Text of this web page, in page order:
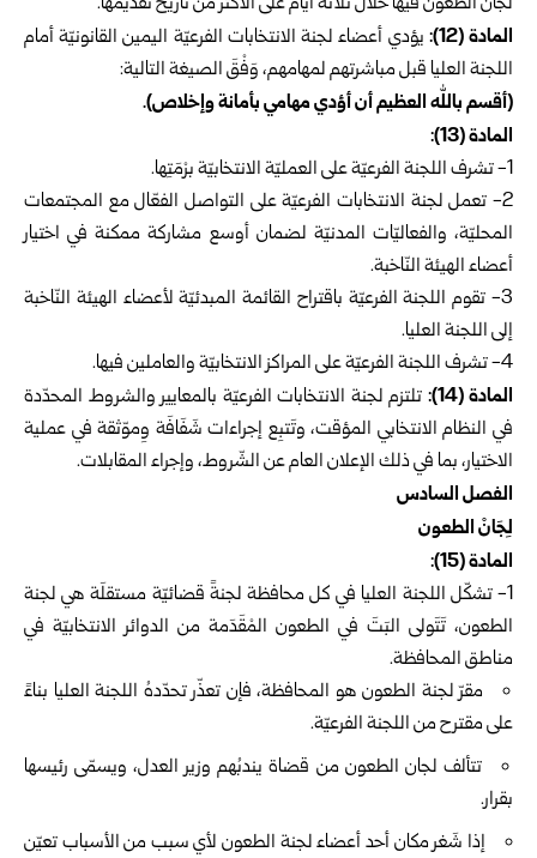
المادة (12):
يؤدي أعضاء لجنة الانتخابات الفرعيّة اليمين القانونيّة أمام
اللجنة العليا قبل مباشرتهم لمهامهم، وَفْقَ الصيغة التالية:
(أقسم بالله العظيم أن أؤدي مهامي بأمانة وإخلاص).
المادة (13):
1- تشرف اللجنة الفرعيّة على العمليّة الانتخابيّة برْمَتِها.
‏2- تعمل لجنة الانتخابات الفرعيّة على التواصل الفعّال مع المجتمعات
المحليّة، ‏والفعاليّات المدنيّة لضمان أوسع مشاركة ممكنة في اختيار
أعضاء الهيئة النّاخبة.
‏3- تقوم اللجنة الفرعيّة باقتراح القائمة المبدئيّة لأعضاء الهيئة النّاخبة
إلى اللجنة العليا.
4- تشرف اللجنة الفرعيّة على المراكز الانتخابيّة والعاملين فيها.
المادة (14):
تلتزم لجنة الانتخابات الفرعيّة بالمعايير والشروط المحدّدة
في النظام الانتخابي المؤقت، وتَتبِع إجراءات شَفَافَة وِموّثقة في عملية
الاختيار، بما في ذلك الإعلان العام عن الشّروط، وإجراء المقابلات.
الفصل السادس
لِجَانْ الطعون
المادة (15):
1-‏ تشكّل اللجنة العليا في كل محافظة لجنةً قضائيّة مستقلَة هي لجنة
الطعون، تَتَولى البَتَ في الطعون المْقَدَمة من الدوائر الانتخابيّة في
مناطق المحافظة.
مقرّ لجنة الطعون هو المحافظة، فإن تعذّر تحدّدهُ اللجنة العليا بناءً
على مقترح من اللجنة الفرعيّة.
تتألف لجان الطعون من قضاة يندبُهم وزير العدل، ويسمّى رئيسها
بقرار.
إذا شَغر مكان أحد أعضاء لجنة الطعون لأي سبب من الأسباب تعيّن